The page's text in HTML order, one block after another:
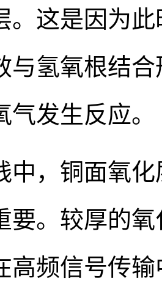
。这是因为
与氢氧根结
发生反应。
中，铜面氧
要。较厚的
高频信号传